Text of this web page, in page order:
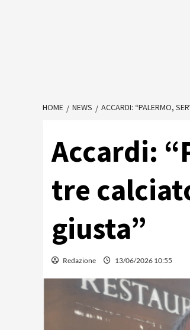
HOME NEWS ACCARDI: “PALERMO,
Accardi:
tre
giusta”
Redazione 13/06/2026 10:55